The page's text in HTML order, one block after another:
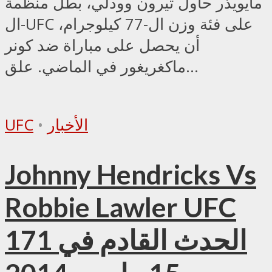
ال-UFC على فئة وزن ال-77 كيلوجرام،
أن يحصل على مباراة ضد كونر
ماكغريغور في الماضي. علق...
UFC • الأخبار
Johnny Hendricks Vs
Robbie Lawler UFC
171 الحدث القادم في